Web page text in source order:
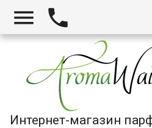
Интернет-магазин